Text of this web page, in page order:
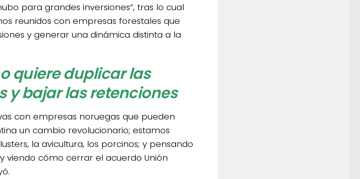
para grandes inversiones”, tras lo cual
reunidos con empresas forestales que
y generar una dinámica distinta a la
quiere duplicar las
y bajar las retenciones
con empresas noruegas que pueden
un cambio revolucionario; estamos
la avicultura, los porcinos; y pensando
viendo cómo cerrar el acuerdo Unión